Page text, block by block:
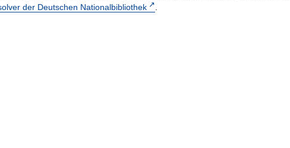
der Deutschen Nationalbibliothek .